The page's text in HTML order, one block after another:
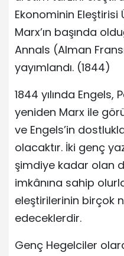
Ekonominin Eleştirisi
Marx’ın başında
Annals (Alman
yayımlandı. (1844)
1844 yılında
yeniden Marx ile
ve Engels’in
olacaktır. İki genç
şimdiye kadar olan
imkânına sahip
eleştirilerinin birçok
edeceklerdir.
Genç Hegelciler